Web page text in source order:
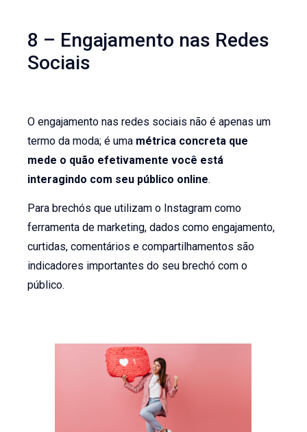
8 – Engajamento nas Redes
Sociais
O engajamento nas redes sociais não é apenas um
termo da moda; é uma métrica concreta que
mede o quão efetivamente você está
interagindo com seu público online.
Para brechós que utilizam o Instagram como
ferramenta de marketing, dados como engajamento,
curtidas, comentários e compartilhamentos são
indicadores importantes do seu brechó com o
público.